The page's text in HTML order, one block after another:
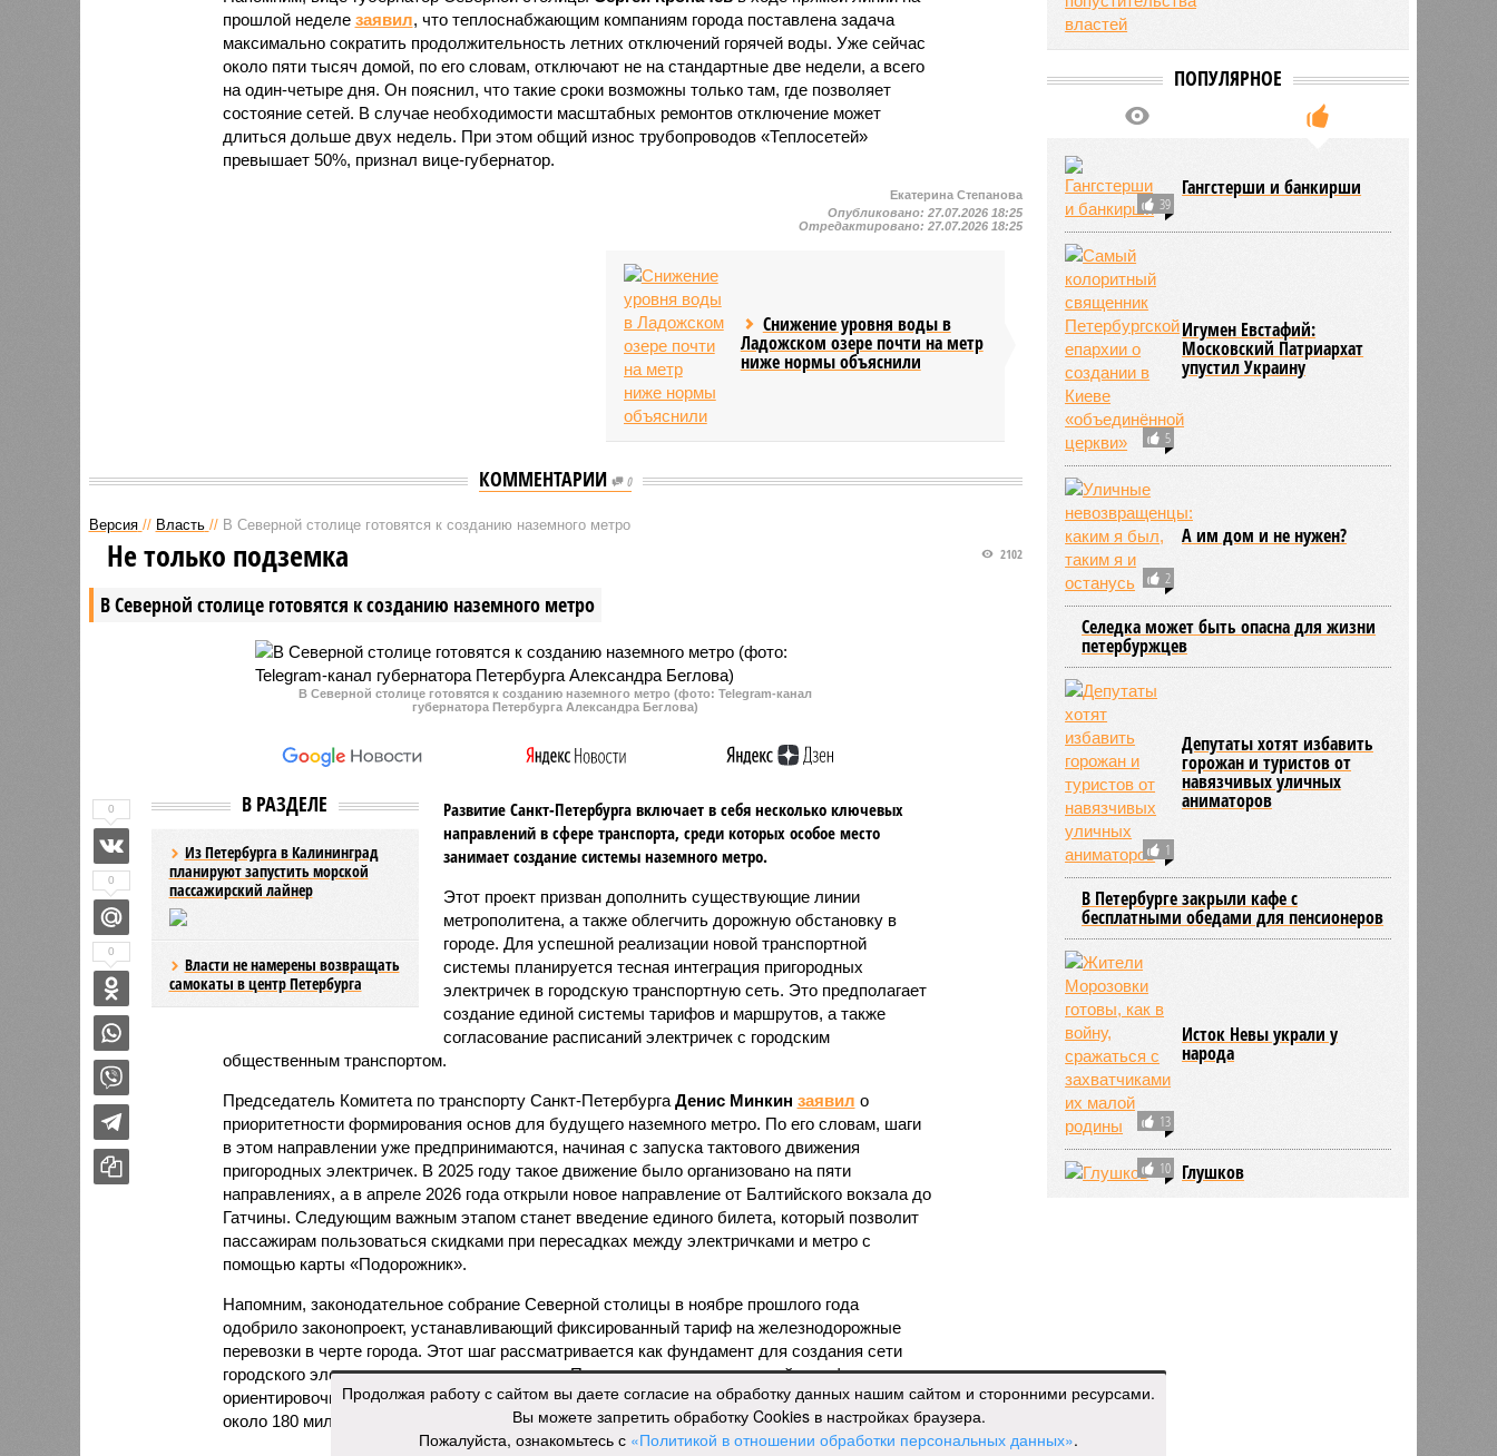
прошлой неделе заявил, что теплоснабжающим компаниям города поставлена задача
максимально сократить продолжительность летних отключений горячей воды. Уже сейчас
около пяти тысяч домой, по его словам, отключают не на стандартные две недели, а всего
на один-четыре дня. Он пояснил, что такие сроки возможны только там, где позволяет
состояние сетей. В случае необходимости масштабных ремонтов отключение может
длиться дольше двух недель. При этом общий износ трубопроводов «Теплосетей»
превышает 50%, признал вице-губернатор.
Екатерина Степанова
Опубликовано:27.07.2026 18:25
Отредактировано:27.07.2026 18:25
Снижение уровня воды в
Ладожском озере почти на метр
ниже нормы объяснили
КОММЕНТАРИИ 0
Версия // Власть // В Северной столице готовятся к созданию наземного метро
В Северной столице готовятся к созданию наземного метро
2102
Не только подземка
В Северной столице готовятся к созданию наземного метро (фото: Telegram-канал
губернатора Петербурга Александра Беглова)
В РАЗДЕЛЕ
Из Петербурга в Калининград
планируют запустить морской
пассажирский лайнер
Власти не намерены возвращать
самокаты в центр Петербурга
Развитие Санкт-Петербурга включает в себя несколько ключевых
направлений в сфере транспорта, среди которых особое место
занимает создание системы наземного метро.
Этот проект призван дополнить существующие линии
метрополитена, а также облегчить дорожную обстановку в
городе. Для успешной реализации новой транспортной
системы планируется тесная интеграция пригородных
электричек в городскую транспортную сеть. Это предполагает
создание единой системы тарифов и маршрутов, а также
согласование расписаний электричек с городским
общественным транспортом.
Председатель Комитета по транспорту Санкт-Петербурга Денис Минкин заявил о
приоритетности формирования основ для будущего наземного метро. По его словам, шаги
в этом направлении уже предпринимаются, начиная с запуска тактового движения
пригородных электричек. В 2025 году такое движение было организовано на пяти
направлениях, а в апреле 2026 года открыли новое направление от Балтийского вокзала до
Гатчины. Следующим важным этапом станет введение единого билета, который позволит
пассажирам пользоваться скидками при пересадках между электричками и метро с
помощью карты «Подорожник».
Напомним, законодательное собрание Северной столицы в ноябре прошлого года
одобрило законопроект, устанавливающий фиксированный тариф на железнодорожные
перевозки в черте города. Этот шаг рассматривается как фундамент для создания сети
городского электрического наземного метро. Предполагается, что единый тариф,
ориентировочно в пределах 60–69 рублей за поездку, обеспечит возможность перевозить
около 180 миллионов пассажиров в год.
0
0
0
ПОПУЛЯРНОЕ
39
Гангстерши и банкирши
5
Игумен Евстафий:
Московский Патриархат
упустил Украину
2
А им дом и не нужен?
Селедка может быть опасна для жизни
петербуржцев
1
Депутаты хотят избавить
горожан и туристов от
навязчивых уличных
аниматоров
В Петербурге закрыли кафе с
бесплатными обедами для пенсионеров
13
Исток Невы украли у
народа
10 Глушков
Продолжая работу с сайтом вы даете согласие на обработку данных нашим сайтом и сторонними ресурсами.
Вы можете запретить обработку Cookies в настройках браузера.
Пожалуйста, ознакомьтесь с «Политикой в отношении обработки персональных данных».